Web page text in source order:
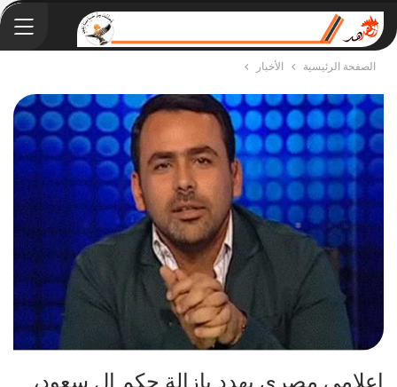
الصفحة الرئيسية الأخبار
اعلامي مصري يهدد بإزالة حكم ال سعود،